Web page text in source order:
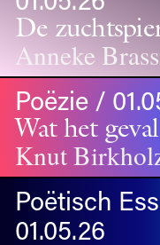
De
Anneke
Poëzie /
Wat het
Knut
Poëtisch
01.05.26